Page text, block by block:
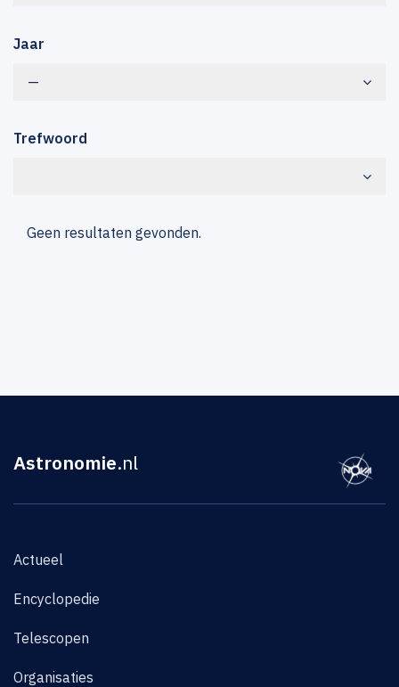
Jaar
—
Trefwoord
Geen resultaten gevonden.
Astronomie.nl
Actueel
Encyclopedie
Telescopen
Organisaties